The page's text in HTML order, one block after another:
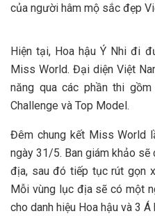
của người hâm mộ sắc đẹp
Hiện tại, Hoa hậu Ý Nhi đi
Miss World. Đại diện Việt
năng qua các phần thi
Challenge và Top Model.
Đêm chung kết Miss World
ngày 31/5. Ban giám khảo
địa, sau đó tiếp tục rút gọn
Mỗi vùng lục địa sẽ có một
cho danh hiệu Hoa hậu và 3 Á